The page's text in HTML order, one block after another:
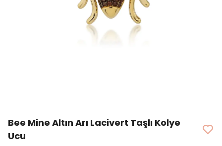
Bee Mine Altın Arı Lacivert Taşlı Kolye
Ucu